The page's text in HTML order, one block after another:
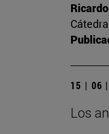
15 | 06
Los